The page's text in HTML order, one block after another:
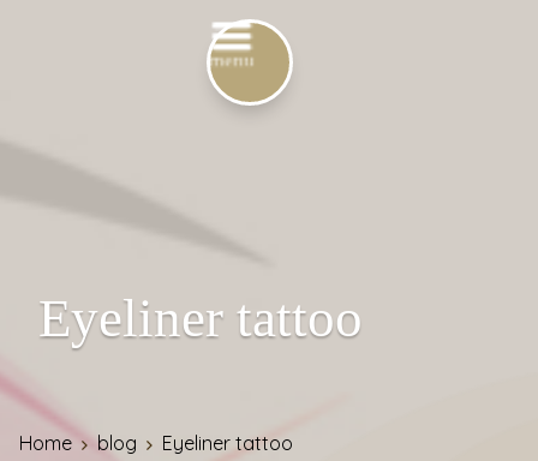
Eyeliner tattoo
Home blog Eyeliner tattoo